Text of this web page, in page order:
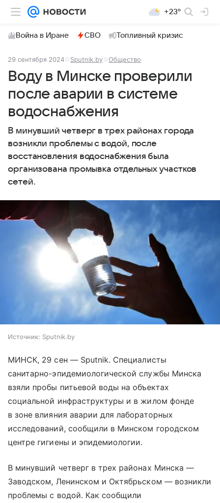
+23°
Война в Иране СВО Топливный кризис
29 сентября 2024 Sputnik.by Общество
Воду в Минске проверили
после аварии в системе
водоснабжения
В минувший четверг в трех районах города
возникли проблемы с водой, после
восстановления водоснабжения была
организована промывка отдельных участков
сетей.
Источник: Sputnik.by
МИНСК, 29 сен — Sputnik. Специалисты
санитарно-эпидемиологической службы Минска
взяли пробы питьевой воды на объектах
социальной инфраструктуры и в жилом фонде
в зоне влияния аварии для лабораторных
исследований, сообщили в Минском городском
центре гигиены и эпидемиологии.
В минувший четверг в трех районах Минска —
Заводском, Ленинском и Октябрьском — возникли
проблемы с водой. Как сообщили